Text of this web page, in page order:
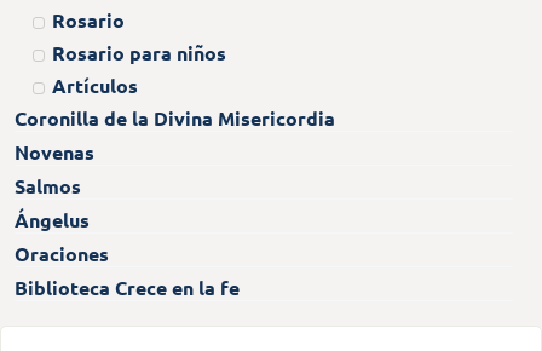
Rosario
Rosario para niños
Artículos
Coronilla de la Divina Misericordia
Novenas
Salmos
Ángelus
Oraciones
Biblioteca Crece en la fe